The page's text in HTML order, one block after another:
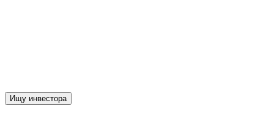
Ищу инвестора